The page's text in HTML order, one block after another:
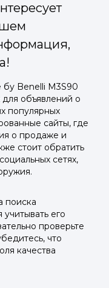
Benelli M3S90
объявлений о
популярных
сайты, где
о продаже и
стоит обратить
сетях,
поиска
его
проверьте
что
качества